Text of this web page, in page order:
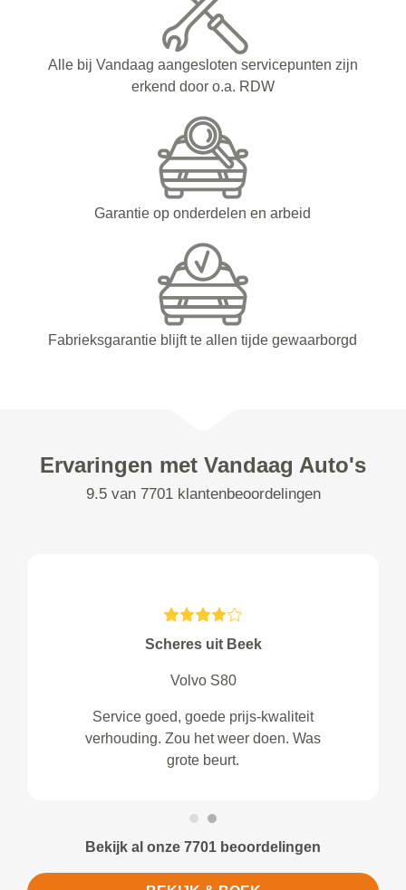
Alle bij Vandaag aangesloten servicepunten zijn
erkend door o.a. RDW
Garantie op onderdelen en arbeid
Fabrieksgarantie blijft te allen tijde gewaarborgd
Ervaringen met Vandaag Auto's
9.5 van 7701 klantenbeoordelingen
Scheres uit Beek
Volvo S80
Service goed, goede prijs-kwaliteit
verhouding. Zou het weer doen. Was
grote beurt.
Bekijk al onze 7701 beoordelingen